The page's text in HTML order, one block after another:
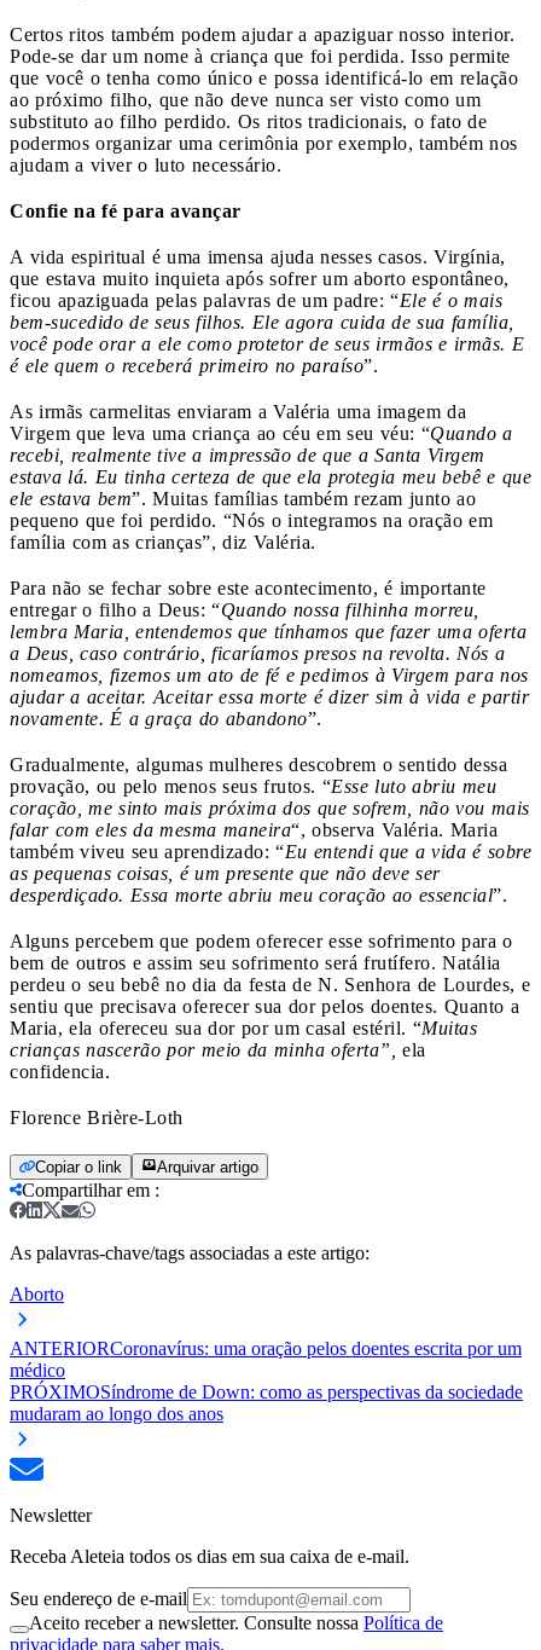
Certos ritos também podem ajudar a apaziguar nosso interior.
Pode-se dar um nome à criança que foi perdida. Isso permite
que você o tenha como único e possa identificá-lo em relação
ao próximo filho, que não deve nunca ser visto como um
substituto ao filho perdido. Os ritos tradicionais, o fato de
podermos organizar uma cerimônia por exemplo, também nos
ajudam a viver o luto necessário.
Confie na fé para avançar
A vida espiritual é uma imensa ajuda nesses casos. Virgínia,
que estava muito inquieta após sofrer um aborto espontâneo,
ficou apaziguada pelas palavras de um padre: “Ele é o mais
bem-sucedido de seus filhos. Ele agora cuida de sua família,
você pode orar a ele como protetor de seus irmãos e irmãs. E
é ele quem o receberá primeiro no paraíso”.
As irmãs carmelitas enviaram a Valéria uma imagem da
Virgem que leva uma criança ao céu em seu véu: “Quando a
recebi, realmente tive a impressão de que a Santa Virgem
estava lá. Eu tinha certeza de que ela protegia meu bebê e que
ele estava bem”. Muitas famílias também rezam junto ao
pequeno que foi perdido. “Nós o integramos na oração em
família com as crianças”, diz Valéria.
Para não se fechar sobre este acontecimento, é importante
entregar o filho a Deus: “Quando nossa filhinha morreu,
lembra Maria, entendemos que tínhamos que fazer uma oferta
a Deus, caso contrário, ficaríamos presos na revolta. Nós a
nomeamos, fizemos um ato de fé e pedimos à Virgem para nos
ajudar a aceitar. Aceitar essa morte é dizer sim à vida e partir
novamente. É a graça do abandono”.
Gradualmente, algumas mulheres descobrem o sentido dessa
provação, ou pelo menos seus frutos. “Esse luto abriu meu
coração, me sinto mais próxima dos que sofrem, não vou mais
falar com eles da mesma maneira“, observa Valéria. Maria
também viveu seu aprendizado: “Eu entendi que a vida é sobre
as pequenas coisas, é um presente que não deve ser
desperdiçado. Essa morte abriu meu coração ao essencial”.
Alguns percebem que podem oferecer esse sofrimento para o
bem de outros e assim seu sofrimento será frutífero. Natália
perdeu o seu bebê no dia da festa de N. Senhora de Lourdes, e
sentiu que precisava oferecer sua dor pelos doentes. Quanto a
Maria, ela ofereceu sua dor por um casal estéril. “Muitas
crianças nascerão por meio da minha oferta”, ela
confidencia.
Florence Brière-Loth
Copiar o link Arquivar artigo
Compartilhar em :
As palavras-chave/tags associadas a este artigo:
Aborto
ANTERIORCoronavírus: uma oração pelos doentes escrita por um
médico
PRÓXIMOSíndrome de Down: como as perspectivas da sociedade
mudaram ao longo dos anos
Newsletter
Receba Aleteia todos os dias em sua caixa de e-mail.
Seu endereço de e-mail
Aceito receber a newsletter. Consulte nossa Política de
privacidade para saber mais.